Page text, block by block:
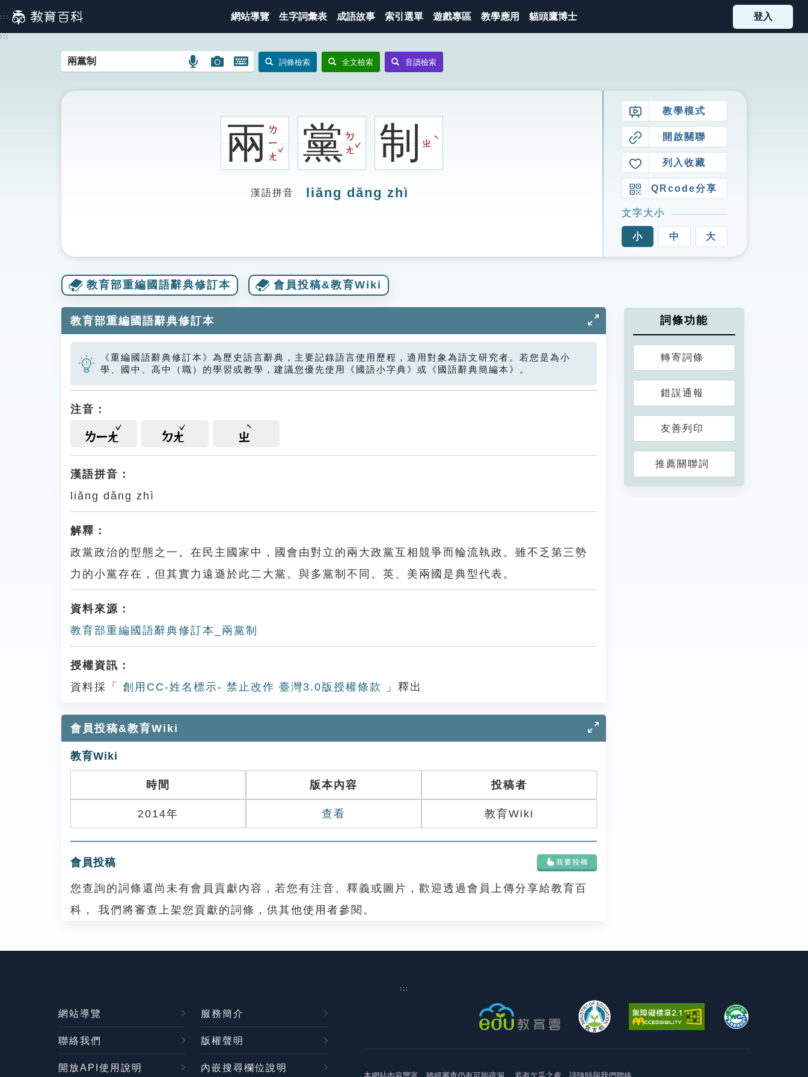
到
主
::: 網站導覽 生字詞彙表 成語故事 索引選單 遊戲專區 教學應用 貓頭鷹博士 登入
:::
語
搜
圖
搜
圖
開
鍵
圖
示
詞條檢索 全文檢索 音讀檢索
兩ㄌ
ㄧ
ㄤ
ˇ 黨ㄉ
ㄤ
ˇ 制ㄓ
ˋ
漢語拼音 liǎng dǎng zhì
教學模式
開啟關聯
列入收藏
QRcode分享
文字大小
小 中 大
教育部重編國語辭典修訂本 會員投稿&教育Wiki
教育部重編國語辭典修訂本
《重編國語辭典修訂本》為歷史語言辭典，主要記錄語言使用歷程，適用對象為語文研究者。若您是為小
學、國中、高中（職）的學習或教學，建議您優先使用《國語小字典》或《國語辭典簡編本》。
注音：
ㄌㄧㄤ ㄉㄤ ㄓ
漢語拼音：
liǎng dǎng zhì
解釋：
政黨政治的型態之一。在民主國家中，國會由對立的兩大政黨互相競爭而輪流執政。雖不乏第三勢
力的小黨存在，但其實力遠遜於此二大黨。與多黨制不同。英、美兩國是典型代表。
資料來源：
教育部重編國語辭典修訂本_兩黨制
授權資訊：
資料採「
創用CC-姓名標示- 禁止改作 臺灣3.0版授權條款 」釋出
會員投稿&教育Wiki
教育Wiki
時間 版本內容 投稿者
2014年 查看 教育Wiki
會員投稿
您查詢的詞條還尚未有會員貢獻內容，若您有注音、釋義或圖片，歡迎透過會員上傳分享給教育百
科， 我們將審查上架您貢獻的詞條，供其他使用者參閱。
詞條功能
轉寄詞條
錯誤通報
友善列印
推薦關聯詞
:::
網站導覽 服務簡介
聯絡我們 版權聲明
開放API使用說明 內嵌搜尋欄位說明